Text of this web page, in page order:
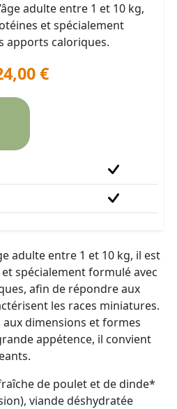
adulte entre 1 et 10 kg,
et spécialement
apports caloriques.
€
adulte entre 1 et 10 kg, il est
spécialement formulé avec
afin de répondre aux
les races miniatures.
aux dimensions et formes
appétence, il convient
de poulet et de dinde*
viande déshydratée